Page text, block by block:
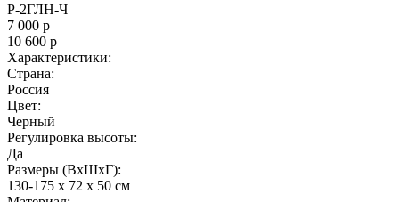
Р-2ГЛН-Ч
7 000 р
10 600 р
Характеристики:
Страна:
Россия
Цвет:
Черный
Регулировка высоты:
Да
Размеры (ВxШxГ):
130-175 x 72 x 50 см